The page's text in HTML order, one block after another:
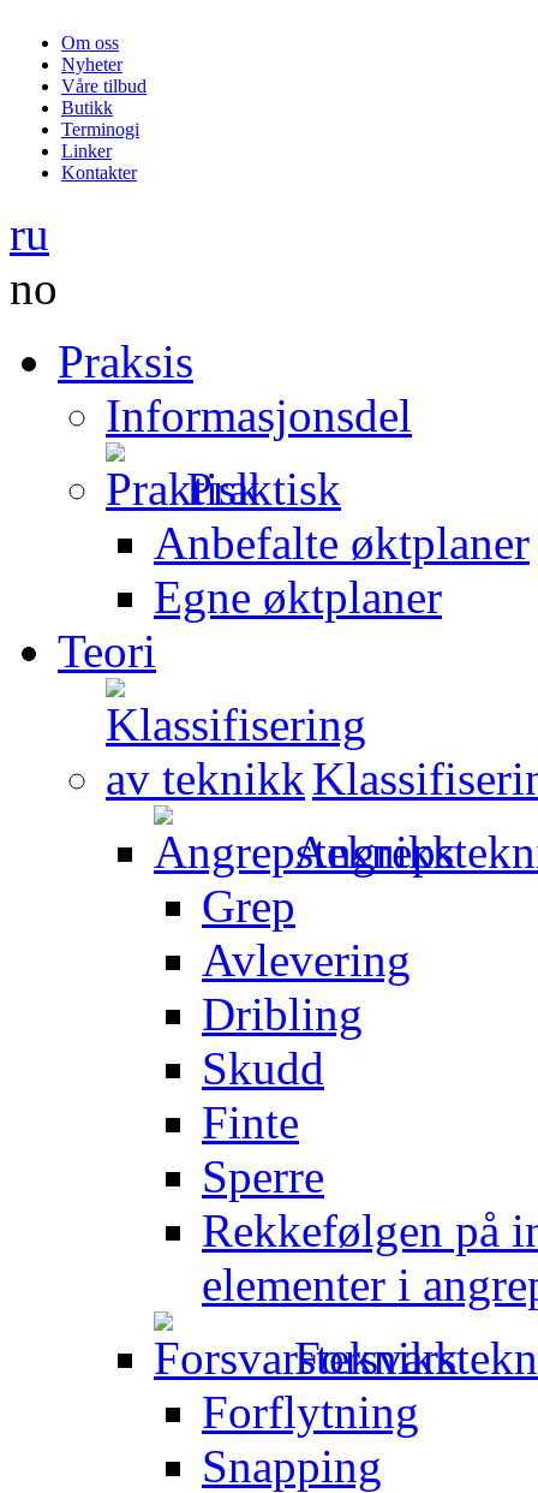
Om oss
Nyheter
Våre tilbud
Butikk
Terminogi
Linker
Kontakter
ru
no
Praksis
Informasjonsdel
Praktisk
Anbefalte øktplaner
Egne øktplaner
Teori
Grep
Avlevering
Dribling
Skudd
Finte
Sperre
Rekkefølgen på
elementer i
Forflytning
Snapping